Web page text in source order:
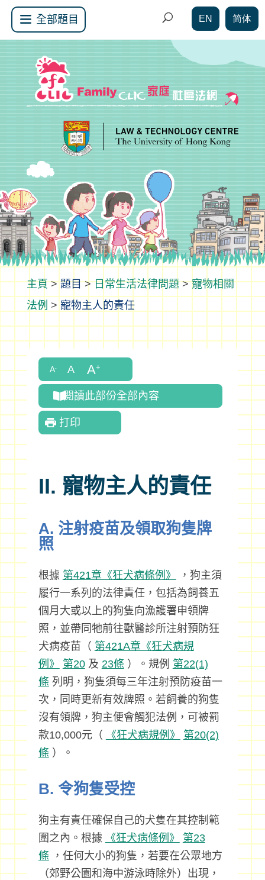
全部題目 EN 简体
>題目>日常生活法律問題>寵物相關
法例 > 寵物主人的責任
閱讀此部份全部內容
打印
II. 寵物主人的責任
A. 注射疫苗及領取狗隻牌
照
根據 第421章《狂犬病條例》
，狗主須
履行一系列的法律責任，包括為飼養五
個月大或以上的狗隻向漁護署申領牌
照，並帶同牠前往獸醫診所注射預防狂
犬病疫苗（ 第421A章《狂犬病規
例》
第20及 23條 ）。規例 第22(1)
條 列明，狗隻須每三年注射預防疫苗一
次，同時更新有效牌照。若飼養的狗隻
沒有領牌，狗主便會觸犯法例，可被罰
款10,000元（
《狂犬病規例》
第20(2)
條 ）。
B. 令狗隻受控
狗主有責任確保自己的犬隻在其控制範
圍之內。根據
《狂犬病條例》
第23
條 ，任何大小的狗隻，若要在公眾地方
（郊野公園和海中游泳時除外）出現，